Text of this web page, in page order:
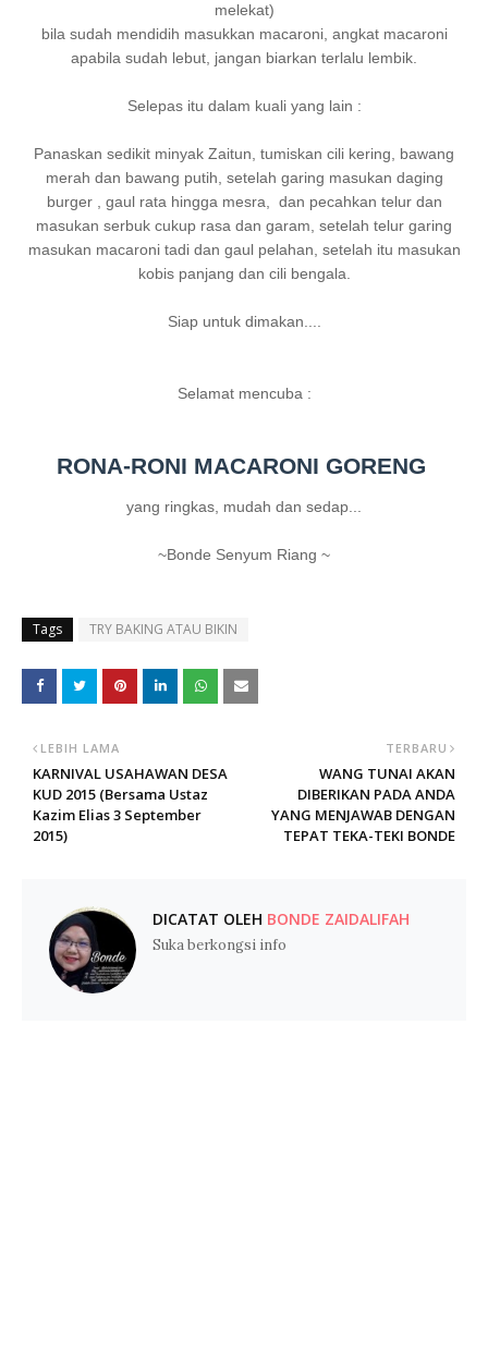
melekat)
bila sudah mendidih masukkan macaroni, angkat macaroni
apabila sudah lebut, jangan biarkan terlalu lembik.
Selepas itu dalam kuali yang lain :
Panaskan sedikit minyak Zaitun, tumiskan cili kering, bawang
merah dan bawang putih, setelah garing masukan daging
burger , gaul rata hingga mesra, dan pecahkan telur dan
masukan serbuk cukup rasa dan garam, setelah telur garing
masukan macaroni tadi dan gaul pelahan, setelah itu masukan
kobis panjang dan cili bengala.
Siap untuk dimakan....
Selamat mencuba :
RONA-RONI MACARONI GORENG
yang ringkas, mudah dan sedap...
~Bonde Senyum Riang ~
Tags TRY BAKING ATAU BIKIN
TERBARU
WANG TUNAI AKAN
DIBERIKAN PADA ANDA
YANG MENJAWAB DENGAN
TEPAT TEKA-TEKI BONDE
LEBIH LAMA
KARNIVAL USAHAWAN DESA
KUD 2015 (Bersama Ustaz
Kazim Elias 3 September
2015)
DICATAT OLEH BONDE ZAIDALIFAH
Suka berkongsi info